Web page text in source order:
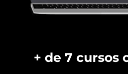
+ de 7 cursos